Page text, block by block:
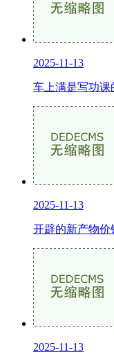
2025-11-13
车上满是写功课
2025-11-13
开辟的新产物价
2025-11-13